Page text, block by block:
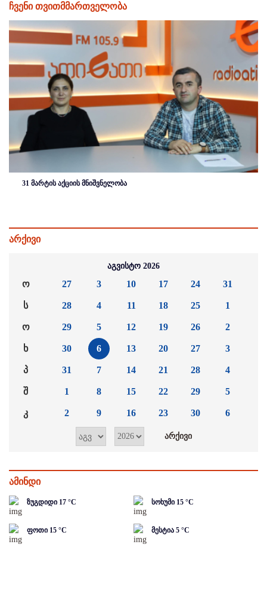
ჩვენი თვითმმართველობა
31 მარტის აქციის მნიშვნელობა
არქივი
აგვისტო 2026
ო
ს
ო
ხ
პ
შ
კ
27
28
29
30
31
1
2
3
4
5
6
7
8
9
10
11
12
13
14
15
16
17
18
19
20
21
22
23
24
25
26
27
28
29
30
31
1
2
3
4
5
6
ამინდი
ზუგდიდი 17 °C სოხუმი 15 °C
ფოთი 15 °C მესტია 5 °C